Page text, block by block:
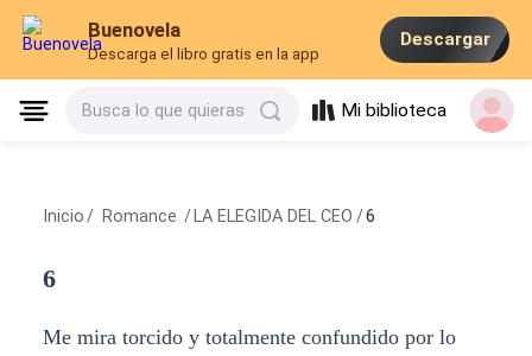
Buenovela
Descarga el libro gratis en la app
Descargar
Busca lo que quieras Mi biblioteca
Inicio / Romance / LA ELEGIDA DEL CEO /6
6
Me mira torcido y totalmente confundido por lo